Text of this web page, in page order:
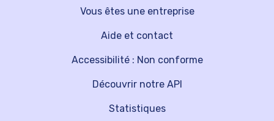
Vous êtes une entreprise
Découvrir notre API
Aide et contact
Statistiques
Accessibilité : Non conforme